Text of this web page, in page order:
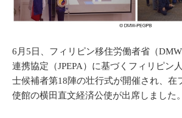
6月5日、フィリピン移住労働者省（
連携協定（JPEPA）に基づくフィリピン
士候補者第18陣の壮行式が開催され、在
使館の横田直文経済公使が出席しました